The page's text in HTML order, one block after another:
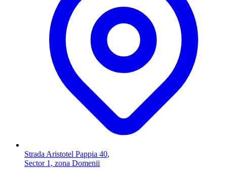
Strada Aristotel Pappia 40,
Sector 1, zona Domenii